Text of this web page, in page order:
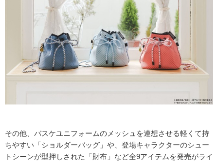
その他、バスケユニフォームのメッシュを連想させる軽くて持
ちやすい「ショルダーバッグ」や、登場キャラクターのシュー
トシーンが型押しされた「財布」など全9アイテムを発売がライ